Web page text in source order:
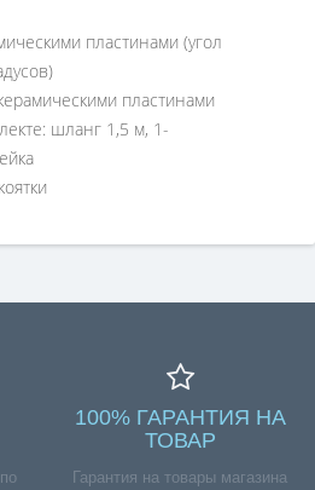
пластинами (угол
пластинами
шланг 1,5 м, 1-
100% ГАРАНТИЯ НА
ТОВАР
Гарантия на товары магазина